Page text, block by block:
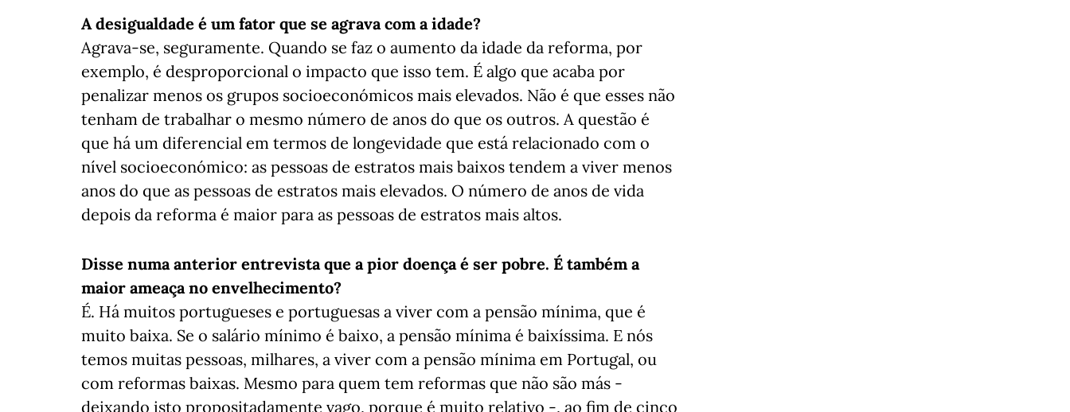
A desigualdade é um fator que se agrava com a idade?
Agrava-se, seguramente. Quando se faz o aumento da idade da reforma, por
exemplo, é desproporcional o impacto que isso tem. É algo que acaba por
penalizar menos os grupos socioeconómicos mais elevados. Não é que esses não
tenham de trabalhar o mesmo número de anos do que os outros. A questão é
que há um diferencial em termos de longevidade que está relacionado com o
nível socioeconómico: as pessoas de estratos mais baixos tendem a viver menos
anos do que as pessoas de estratos mais elevados. O número de anos de vida
depois da reforma é maior para as pessoas de estratos mais altos.
Disse numa anterior entrevista que a pior doença é ser pobre. É também a
maior ameaça no envelhecimento?
É. Há muitos portugueses e portuguesas a viver com a pensão mínima, que é
muito baixa. Se o salário mínimo é baixo, a pensão mínima é baixíssima. E nós
temos muitas pessoas, milhares, a viver com a pensão mínima em Portugal, ou
com reformas baixas. Mesmo para quem tem reformas que não são más -
deixando isto propositadamente vago, porque é muito relativo -, ao fim de cinco